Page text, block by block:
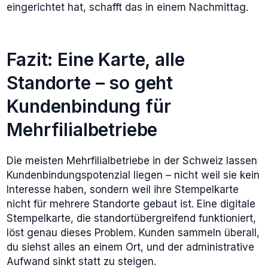
eingerichtet hat, schafft das in einem Nachmittag.
Fazit: Eine Karte, alle
Standorte – so geht
Kundenbindung für
Mehrfilialbetriebe
Die meisten Mehrfilialbetriebe in der Schweiz lassen
Kundenbindungspotenzial liegen – nicht weil sie kein
Interesse haben, sondern weil ihre Stempelkarte
nicht für mehrere Standorte gebaut ist. Eine digitale
Stempelkarte, die standortübergreifend funktioniert,
löst genau dieses Problem. Kunden sammeln überall,
du siehst alles an einem Ort, und der administrative
Aufwand sinkt statt zu steigen.